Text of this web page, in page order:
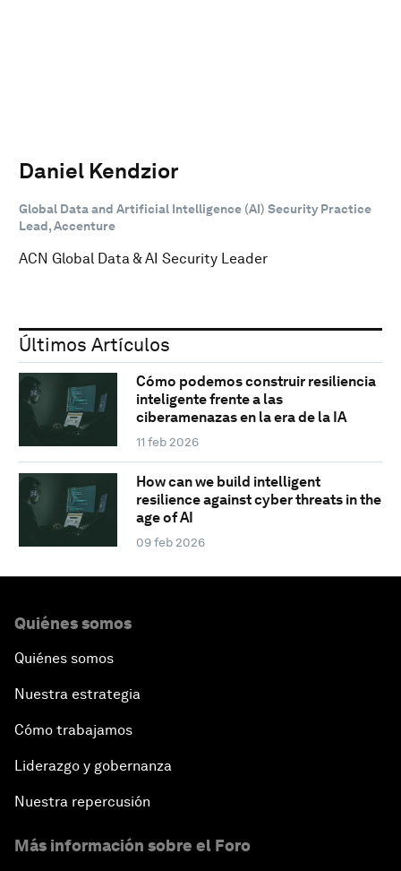
Daniel Kendzior
Global Data and Artificial Intelligence (AI) Security Practice
Lead, Accenture
ACN Global Data & AI Security Leader
Últimos Artículos
Cómo podemos construir resiliencia
inteligente frente a las
ciberamenazas en la era de la IA
11 feb 2026
How can we build intelligent
resilience against cyber threats in the
age of AI
09 feb 2026
Quiénes somos
Quiénes somos
Nuestra estrategia
Cómo trabajamos
Liderazgo y gobernanza
Nuestra repercusión
Más información sobre el Foro